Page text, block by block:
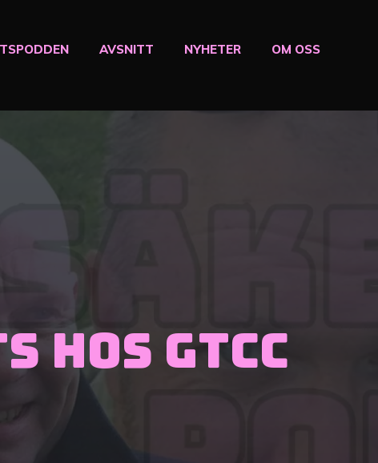
AVSNITT NYHETER OM OSS
hos GTCC